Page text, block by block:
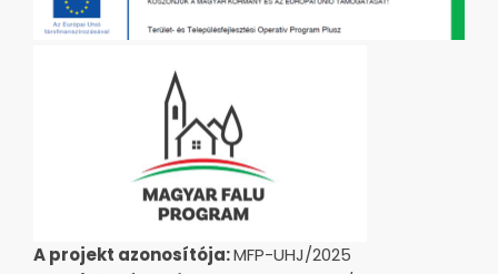
A projekt azonosítója:MFP-UHJ/2025